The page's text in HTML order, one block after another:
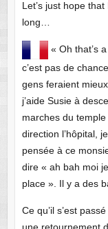
Let’s just hope
long…
« Oh that’s
c’est pas de
gens feraient
j’aide Susie à
marches du
direction l’hôpital,
pensée à ce
dire « ah bah moi
place ». Il y a des
Ce qu’il s’est
une retournement